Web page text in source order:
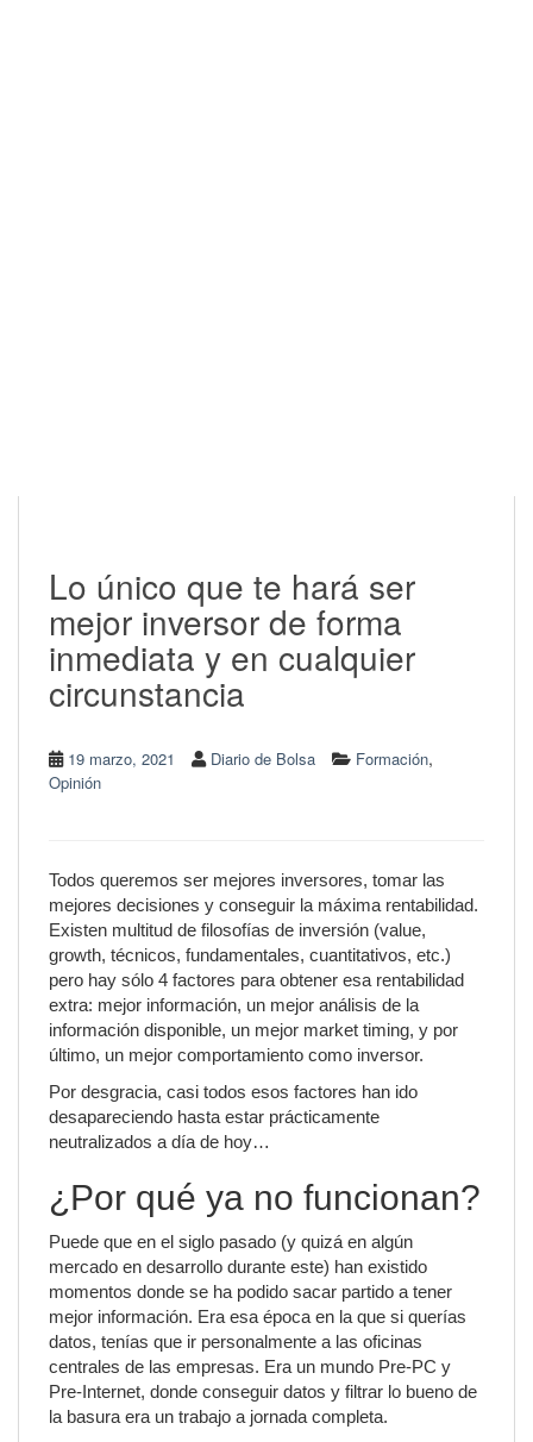
Lo único que te hará ser
mejor inversor de forma
inmediata y en cualquier
circunstancia
19 marzo, 2021 Diario de Bolsa Formación,
Opinión
Todos queremos ser mejores inversores, tomar las
mejores decisiones y conseguir la máxima rentabilidad.
Existen multitud de filosofías de inversión (value,
growth, técnicos, fundamentales, cuantitativos, etc.)
pero hay sólo 4 factores para obtener esa rentabilidad
extra: mejor información, un mejor análisis de la
información disponible, un mejor market timing, y por
último, un mejor comportamiento como inversor.
Por desgracia, casi todos esos factores han ido
desapareciendo hasta estar prácticamente
neutralizados a día de hoy…
¿Por qué ya no funcionan?
Puede que en el siglo pasado (y quizá en algún
mercado en desarrollo durante este) han existido
momentos donde se ha podido sacar partido a tener
mejor información. Era esa época en la que si querías
datos, tenías que ir personalmente a las oficinas
centrales de las empresas. Era un mundo Pre-PC y
Pre-Internet, donde conseguir datos y filtrar lo bueno de
la basura era un trabajo a jornada completa.